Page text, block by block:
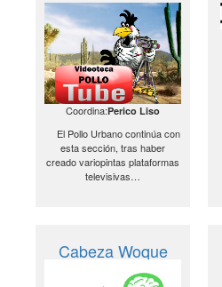
Coordina:Perico Liso
El Pollo Urbano continúa con
esta sección, tras haber
creado variopintas plataformas
televisivas…
Cabeza Woque